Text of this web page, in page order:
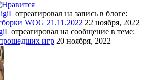
отреагировал на запись в блоге:
WOG 21.11.2022 22 ноября, 2022
отреагировал на сообщение в теме:
игр 20 ноября, 2022